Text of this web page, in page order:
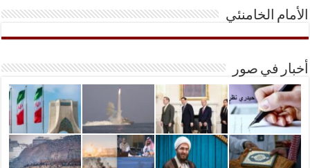
الأمام الخامنئي
أخبار في صور